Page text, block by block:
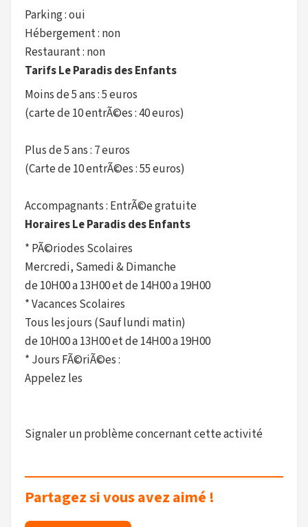
Parking : oui
Hébergement : non
Restaurant : non
Tarifs Le Paradis des Enfants
Moins de 5 ans : 5 euros
(carte de 10 entrÃ©es : 40 euros)
Plus de 5 ans : 7 euros
(Carte de 10 entrÃ©es : 55 euros)
Accompagnants : EntrÃ©e gratuite
Horaires Le Paradis des Enfants
* PÃ©riodes Scolaires
Mercredi, Samedi & Dimanche
de 10H00 a 13H00 et de 14H00 a 19H00
* Vacances Scolaires
Tous les jours (Sauf lundi matin)
de 10H00 a 13H00 et de 14H00 a 19H00
* Jours FÃ©riÃ©es :
Appelez les
Signaler un problème concernant cette activité
Partagez si vous avez aimé !